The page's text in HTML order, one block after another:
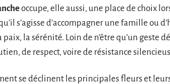
occupe, elle aussi, une place de choix
s’agisse d’accompagner une famille ou
paix, la sérénité. Loin de n’être qu’un geste
de respect, voire de résistance
se déclinent les principales fleurs et